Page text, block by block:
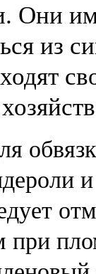
Они
из
при